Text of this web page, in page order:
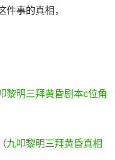
事的真相，
黎明三拜黄昏剧本c位角
九叩黎明三拜黄昏真相